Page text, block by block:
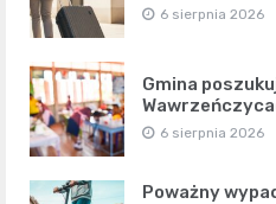
6 sierpnia 2026
Gmina
6 sierpnia 2026
Poważny